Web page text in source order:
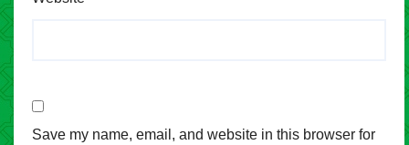
Save my name, email, and website in this browser for